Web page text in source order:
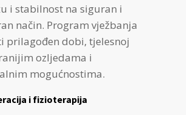
i stabilnost na siguran i
način. Program vježbanja
prilagođen dobi, tjelesnoj
ozljedama i
mogućnostima.
i fizioterapija